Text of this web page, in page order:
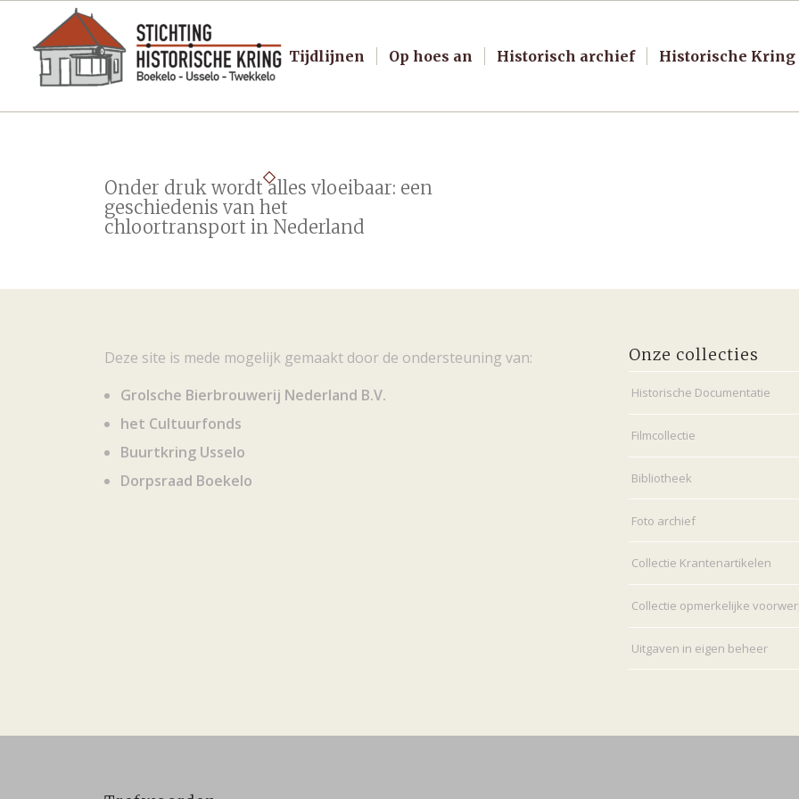
Tijdlijnen Op hoes an Historisch archief Historische Kring
Onder druk wordt alles vloeibaar: een
geschiedenis van het
chloortransport in Nederland
Deze site is mede mogelijk gemaakt door de ondersteuning van:
Grolsche Bierbrouwerij Nederland B.V.
het Cultuurfonds
Buurtkring Usselo
Dorpsraad Boekelo
Onze collecties
Historische Documentatie
Filmcollectie
Bibliotheek
Foto archief
Collectie Krantenartikelen
Collectie opmerkelijke
Uitgaven in eigen beheer